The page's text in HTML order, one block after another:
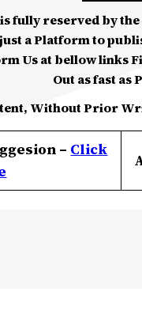
fully reserved by
a Platform to
Us at bellow links
Out as fast as
Without Prior
– Click